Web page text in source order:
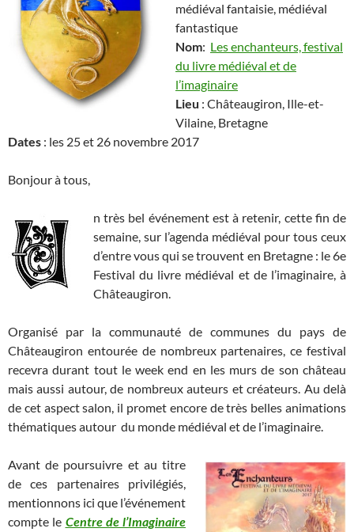
médiéval fantaisie, médiéval
fantastique
Nom: Les enchanteurs, festival
du livre médiéval et de
l’imaginaire
Lieu : Châteaugiron, Ille-et-
Vilaine, Bretagne
Dates : les 25 et 26 novembre 2017
Bonjour à tous,
n très bel événement est à retenir, cette fin de
semaine, sur l’agenda médiéval pour tous ceux
d’entre vous qui se trouvent en Bretagne : le 6e
Festival du livre médiéval et de l’imaginaire, à
Châteaugiron.
Organisé par la communauté de communes du pays de
Châteaugiron entourée de nombreux partenaires, ce festival
recevra durant tout le week end en les murs de son château
mais aussi autour, de nombreux auteurs et créateurs. Au delà
de cet aspect salon, il promet encore de très belles animations
thématiques autour du monde médiéval et de l’imaginaire.
Avant de poursuivre et au titre
de ces partenaires privilégiés,
mentionnons ici que l’événement
compte le Centre de l’Imaginaire